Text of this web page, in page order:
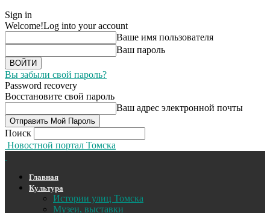
Sign in
Welcome!Log into your account
Ваше имя пользователя
Ваш пароль
Вы забыли свой пароль?
Password recovery
Восстановите свой пароль
Ваш адрес электронной почты
Поиск
Новостной портал Томска
Главная
Культура
Истории улиц Томска
Музеи, выставки